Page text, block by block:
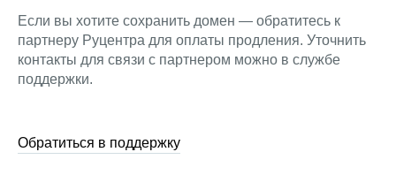
Если вы хотите сохранить домен — обратитесь к
партнеру Руцентра для оплаты продления. Уточнить
контакты для связи с партнером можно в службе
поддержки.
Обратиться в поддержку